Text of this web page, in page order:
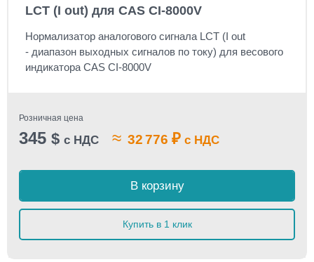
LCT (I out) для CAS CI-8000V
Нормализатор аналогового сигнала LCT (I out
- диапазон выходных сигналов по току) для весового
индикатора CAS CI-8000V
Розничная цена
345 $ с НДС ≈ 32 776 ₽ с НДС
В корзину
Купить в 1 клик